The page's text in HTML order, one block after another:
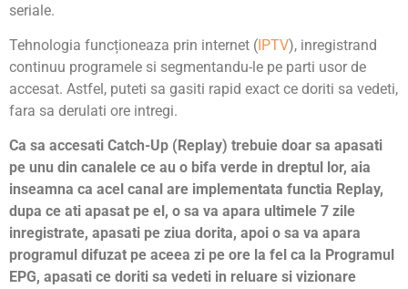
seriale.
Tehnologia funcționeaza prin internet (IPTV), inregistrand
continuu programele si segmentandu-le pe parti usor de
accesat. Astfel, puteti sa gasiti rapid exact ce doriti sa vedeti,
fara sa derulati ore intregi.
Ca sa accesati Catch-Up (Replay) trebuie doar sa apasati
pe unu din canalele ce au o bifa verde in dreptul lor, aia
inseamna ca acel canal are implementata functia Replay,
dupa ce ati apasat pe el, o sa va apara ultimele 7 zile
inregistrate, apasati pe ziua dorita, apoi o sa va apara
programul difuzat pe aceea zi pe ore la fel ca la Programul
EPG, apasati ce doriti sa vedeti in reluare si vizionare